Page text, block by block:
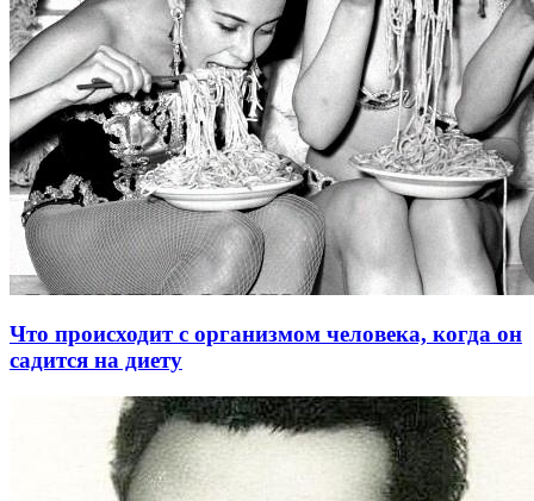
Что происходит с организмом человека, когда он
садится на диету